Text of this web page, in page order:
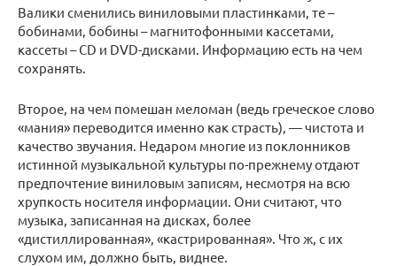
Валики сменились виниловыми пластинками, те –
бобинами, бобины – магнитофонными кассетами,
кассеты – CD и DVD-дисками. Информацию есть на чем
сохранять.
Второе, на чем помешан меломан (ведь греческое слово
«мания» переводится именно как страсть), — чистота и
качество звучания. Недаром многие из поклонников
истинной музыкальной культуры по-прежнему отдают
предпочтение виниловым записям, несмотря на всю
хрупкость носителя информации. Они считают, что
музыка, записанная на дисках, более
«дистиллированная», «кастрированная». Что ж, с их
слухом им, должно быть, виднее.